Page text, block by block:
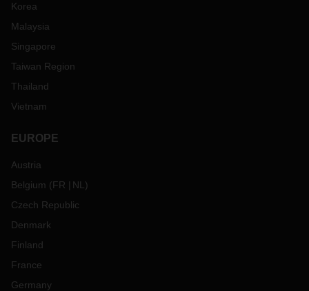
Korea
Malaysia
Singapore
Taiwan Region
Thailand
Vietnam
EUROPE
Austria
Belgium (FR NL )
Czech Republic
Denmark
Finland
France
Germany